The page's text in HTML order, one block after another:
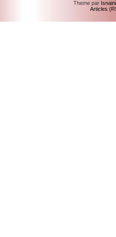
Theme par
Articles